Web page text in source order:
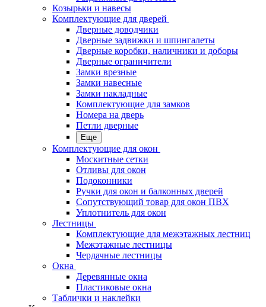
Козырьки и навесы
Комплектующие для дверей
Дверные доводчики
Дверные задвижки и шпингалеты
Дверные коробки, наличники и доборы
Дверные ограничители
Замки врезные
Замки навесные
Замки накладные
Комплектующие для замков
Номера на дверь
Петли дверные
Еще
Комплектующие для окон
Москитные сетки
Отливы для окон
Подоконники
Ручки для окон и балконных дверей
Сопутствующий товар для окон ПВХ
Уплотнитель для окон
Лестницы
Комплектующие для межэтажных лестниц
Межэтажные лестницы
Чердачные лестницы
Окна
Деревянные окна
Пластиковые окна
Таблички и наклейки